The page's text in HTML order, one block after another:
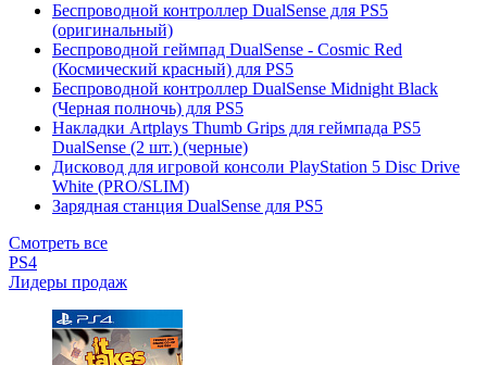
Беспроводной контроллер DualSense для PS5
(оригинальный)
Беспроводной геймпад DualSense - Cosmic Red
(Космический красный) для PS5
Беспроводной контроллер DualSense Midnight Black
(Черная полночь) для PS5
Накладки Artplays Thumb Grips для геймпада PS5
DualSense (2 шт.) (черные)
Дисковод для игровой консоли PlayStation 5 Disc Drive
White (PRO/SLIM)
Зарядная станция DualSense для PS5
Смотреть все
PS4
Лидеры продаж